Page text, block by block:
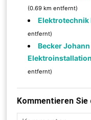
(0.69 km entfernt)
Elektrotechnik
entfernt)
Becker
Elektroinstallation
entfernt)
Kommentieren